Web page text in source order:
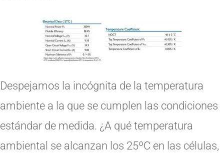
Despejamos la incógnita de la temperatura
ambiente a la que se cumplen las condiciones
estándar de medida. ¿A qué temperatura
ambiental se alcanzan los 25ºC en las células,